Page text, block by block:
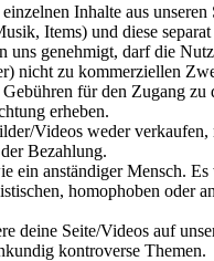
Inhalte aus unseren
Items) und diese
uns genehmigt, darf die
nicht zu kommerziellen
für den Zugang zu
erheben.
Videos weder
Bezahlung.
ein anständiger Mensch.
homophoben oder
deine Seite/Videos auf
kontroverse Themen.